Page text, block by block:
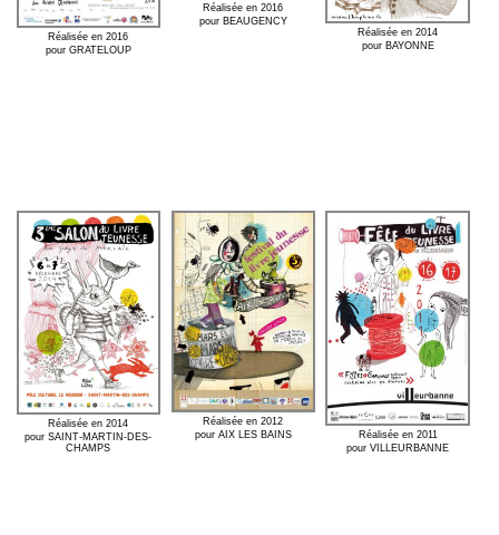
Réalisée en 2016
pour GRATELOUP
Réalisée en 2016
pour BEAUGENCY
Réalisée en 2014
pour BAYONNE
Réalisée en 2014
pour SAINT-MARTIN-DES-
CHAMPS
Réalisée en 2012
pour AIX LES BAINS
Réalisée en 2011
pour VILLEURBANNE